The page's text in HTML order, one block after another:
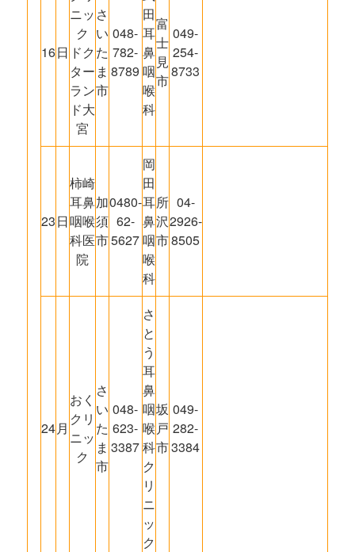
16日
ニッ
ク
ドク
ター
ラン
ド大
宮
さ
い
た
ま
市
048-
782-
8789
田
耳
鼻
咽
喉
科
富
士
見
市
049-
254-
8733
23日
柿崎
耳鼻
咽喉
科医
院
加
須
市
0480-
62-
5627
岡
田
耳
鼻
咽
喉
科
所
沢
市
04-
2926-
8505
24月
おく
クリ
ニッ
ク
さ
い
た
ま
市
048-
623-
3387
さ
と
う
耳
鼻
咽
喉
科
ク
リ
ニ
ッ
ク
坂
戸
市
049-
282-
3384